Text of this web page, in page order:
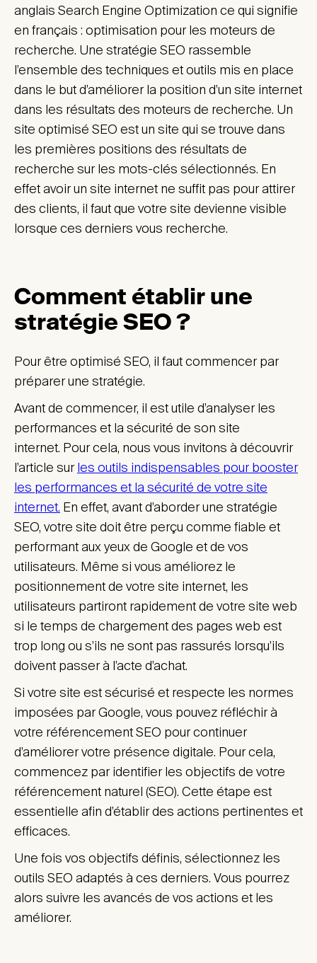
anglais Search Engine Optimization ce qui signifie
en français : optimisation pour les moteurs de
recherche. Une stratégie SEO rassemble
l’ensemble des techniques et outils mis en place
dans le but d’améliorer la position d’un site internet
dans les résultats des moteurs de recherche. Un
site optimisé SEO est un site qui se trouve dans
les premières positions des résultats de
recherche sur les mots-clés sélectionnés. En
effet avoir un site internet ne suffit pas pour attirer
des clients, il faut que votre site devienne visible
lorsque ces derniers vous recherche.
Comment établir une
stratégie SEO ?
Pour être optimisé SEO, il faut commencer par
préparer une stratégie.
Avant de commencer, il est utile d’analyser les
performances et la sécurité de son site
internet. Pour cela, nous vous invitons à découvrir
l’article surles outils indispensables pour booster
les performances et la sécurité de votre site
internet. En effet, avant d’aborder une stratégie
SEO, votre site doit être perçu comme fiable et
performant aux yeux de Google et de vos
utilisateurs. Même si vous améliorez le
positionnement de votre site internet, les
utilisateurs partiront rapidement de votre site web
si le temps de chargement des pages web est
trop long ou s’ils ne sont pas rassurés lorsqu’ils
doivent passer à l’acte d’achat.
Si votre site est sécurisé et respecte les normes
imposées par Google, vous pouvez réfléchir à
votre référencement SEO pour continuer
d’améliorer votre présence digitale. Pour cela,
commencez par identifier les objectifs de votre
référencement naturel (SEO). Cette étape est
essentielle afin d’établir des actions pertinentes et
efficaces.
Une fois vos objectifs définis, sélectionnez les
outils SEO adaptés à ces derniers. Vous pourrez
alors suivre les avancés de vos actions et les
améliorer.